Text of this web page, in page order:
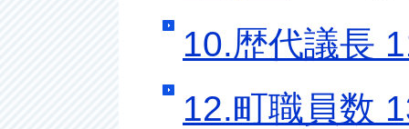
10.歴代議長
12.町職員数